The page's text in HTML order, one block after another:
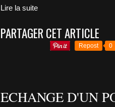
Lire la suite
PARTAGER CET ARTICLE
Repost 0
ECHANGE D'UN